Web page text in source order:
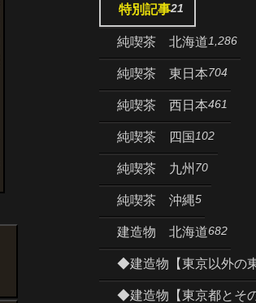
特別記事21
純喫茶 北海道1,286
純喫茶 東日本704
純喫茶 西日本461
純喫茶 四国 102
純喫茶 九州 70
純喫茶 沖縄5
建造物 北海道682
◆建造物【東京以外の
◆建造物【東京都とそ